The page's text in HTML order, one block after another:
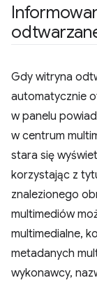
Gdy witryna
automatycznie
w panelu
w centrum
stara się
korzystając z
znalezionego
multimediów
multimedialne,
metadanych
wykonawcy,